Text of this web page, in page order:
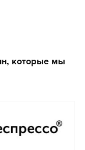
которые мы